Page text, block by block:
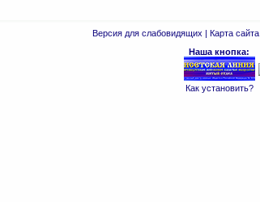
Версия для слабовидящих | Карта сайта
Наша кнопка:
Как установить?